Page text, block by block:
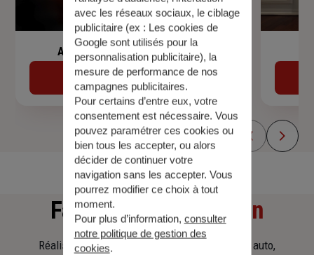
Assurance de prêt immobilier
Découvrir
Faitesune simulation
Réalisez une simulation tarifaire d'assurance, auto,
avec les réseaux sociaux, le ciblage
publicitaire (ex : Les cookies de
Google sont utilisés pour la
personnalisation publicitaire), la
mesure de performance de nos
campagnes publicitaires.
Pour certains d’entre eux, votre
consentement est nécessaire. Vous
pouvez paramétrer ces cookies ou
bien tous les accepter, ou alors
décider de continuer votre
navigation sans les accepter. Vous
pourrez modifier ce choix à tout
moment.
Pour plus d’information, consulter
notre politique de gestion des
cookies.